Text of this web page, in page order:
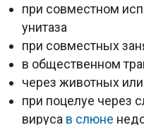
при совместном
унитаза
при совместных
в общественном
через животных
при поцелуе через
вируса в слюне